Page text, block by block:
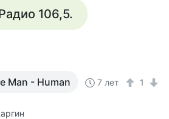
106,5.
Man - Human 7 лет 1